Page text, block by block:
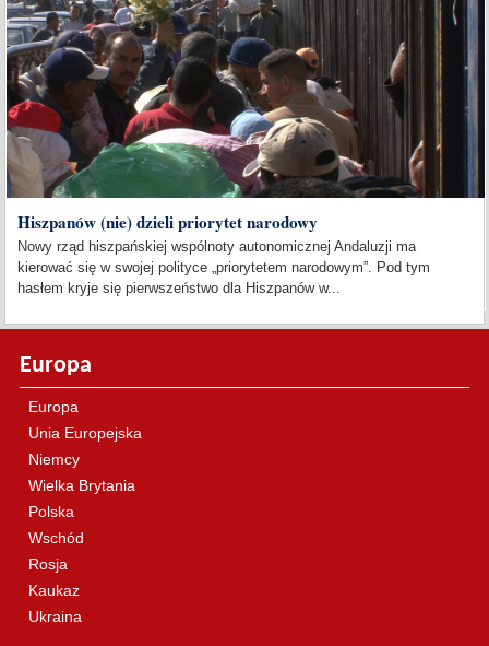
Hiszpanów (nie) dzieli priorytet narodowy
Nowy rząd hiszpańskiej wspólnoty autonomicznej Andaluzji ma
kierować się w swojej polityce „priorytetem narodowym”. Pod tym
hasłem kryje się pierwszeństwo dla Hiszpanów w...
Europa
Europa
Unia Europejska
Niemcy
Wielka Brytania
Polska
Wschód
Rosja
Kaukaz
Ukraina